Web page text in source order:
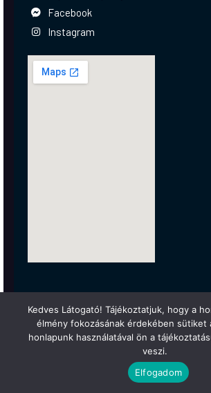
Facebook
Instagram
Kedves Látogató! Tájékoztatjuk, hogy a
élmény fokozásának érdekében sütiket
honlapunk használatával ön a
veszi.
Elfogadom